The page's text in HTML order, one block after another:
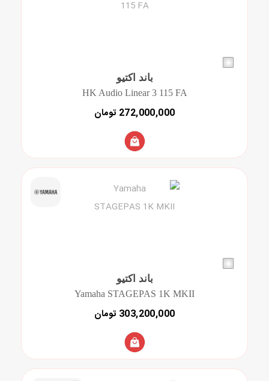
باند اکتیو
HK Audio Linear 3 115 FA
272,000,000 تومان
باند اکتیو
Yamaha STAGEPAS 1K MKII
303,200,000 تومان